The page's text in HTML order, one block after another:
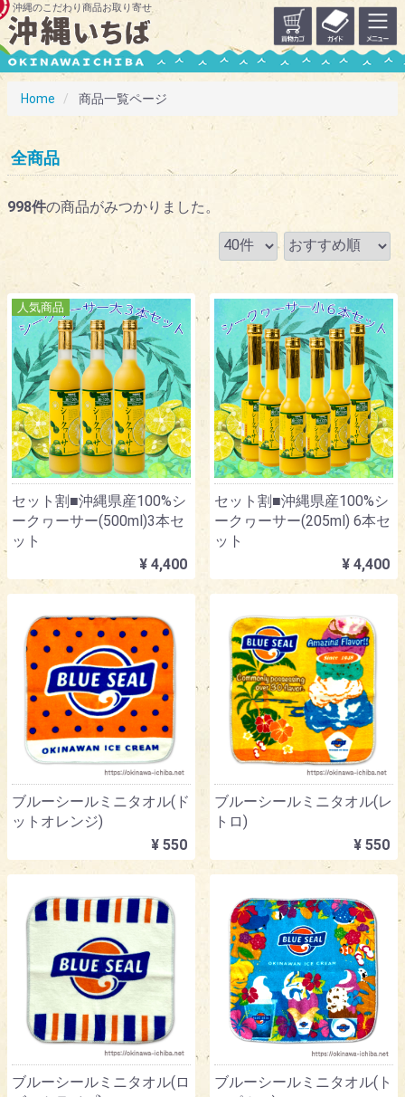
沖縄のこだわり商品お取り寄せ
Home 商品一覧ページ
全商品
998件の商品がみつかりました。
人気商品
セット割■沖縄県産100%シ
ークヮーサー(500ml)3本セ
ット
¥ 4,400
セット割■沖縄県産100%シ
ークヮーサー(205ml) 6本セ
ット
¥ 4,400
ブルーシールミニタオル(ド
ットオレンジ)
¥ 550
ブルーシールミニタオル(レ
トロ)
¥ 550
ブルーシールミニタオル(ロ
ブルーシールミニタオル(ト